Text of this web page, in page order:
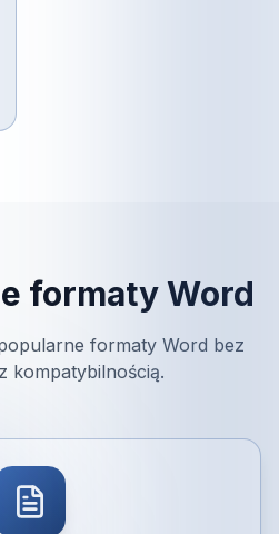
formaty Word
formaty Word bez
kompatybilnością.